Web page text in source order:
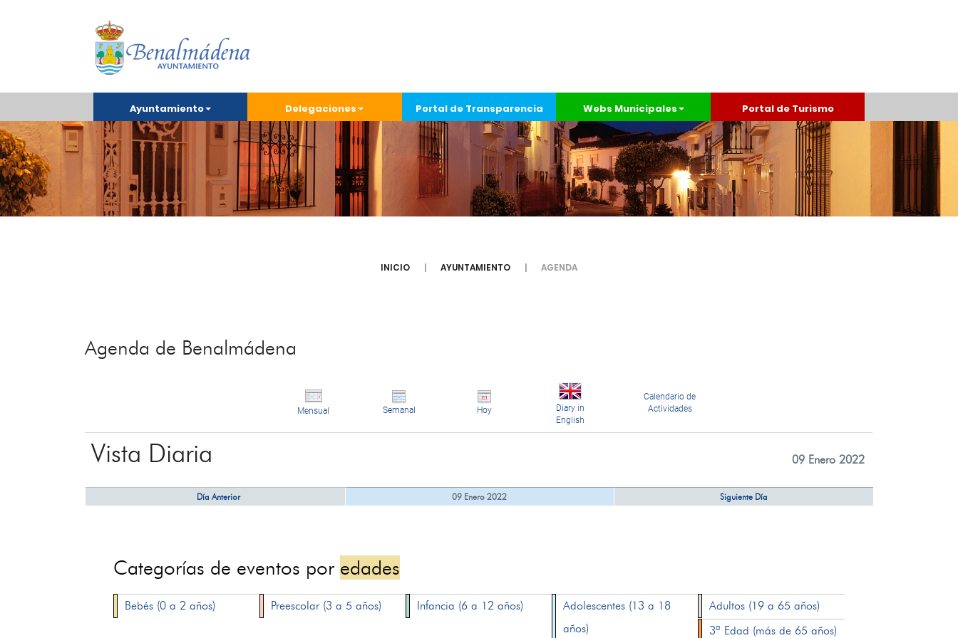
Ayuntamiento Delegaciones Portal de Transparencia Webs Municipales Portal de Turismo
INICIO AYUNTAMIENTO AGENDA
Agenda de Benalmádena
Mensual Semanal Hoy
Diary in
English
Calendario de
Actividades
Vista Diaria 09 Enero 2022
Día Anterior 09 Enero 2022 Siguiente Día
Categorías de eventos por edades
Bebés (0 a 2 años) Preescolar (3 a 5 años) Infancia (6 a 12 años)
Adolescentes (13 a 18
años)
Adultos (19 a 65 años)
3ª Edad (más de 65 años)